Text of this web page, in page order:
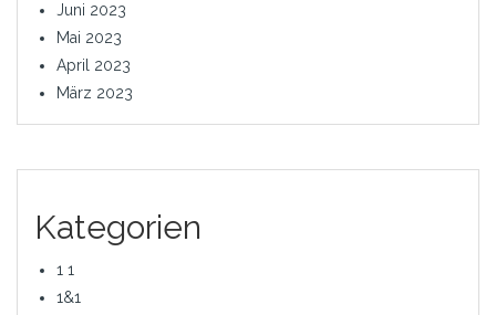
Juni 2023
Mai 2023
April 2023
März 2023
Kategorien
1 1
1&1